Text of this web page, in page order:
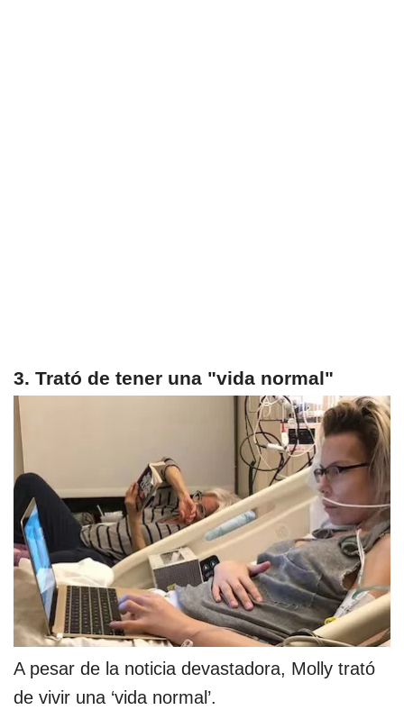
3. Trató de tener una "vida normal"
A pesar de la noticia devastadora, Molly trató
de vivir una ‘vida normal’.